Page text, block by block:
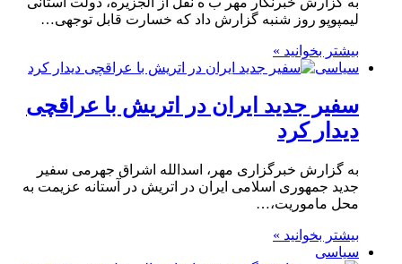
لیمپوپو روز شنبه گزارش داد که خسارت قابل توجهی…
بیشتر بخوانید »
سیاسی
سفیر جدید ایران در اتریش با عراقچی
دیدار کرد
به گزارش خبرگزاری مهر، اسدالله اشراق جهرمی سفیر
جدید جمهوری اسلامی ایران در اتریش در آستانه عزیمت به
محل ماموریت،…
بیشتر بخوانید »
سیاسی